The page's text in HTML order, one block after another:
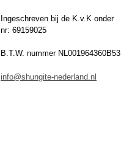
Ingeschreven bij de K.v.K onder
nr: 69159025
B.T.W. nummer NL001964360B53
info@shungite-nederland.nl